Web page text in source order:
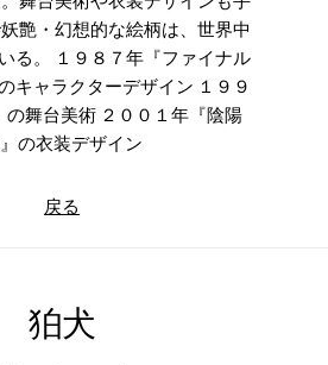
艶・幻想的な絵柄は、世界中
る。 １９８７年『ファイナル
キャラクターデザイン １９９
の舞台美術 ２００１年『陰陽
の衣装デザイン
戻る
狛犬